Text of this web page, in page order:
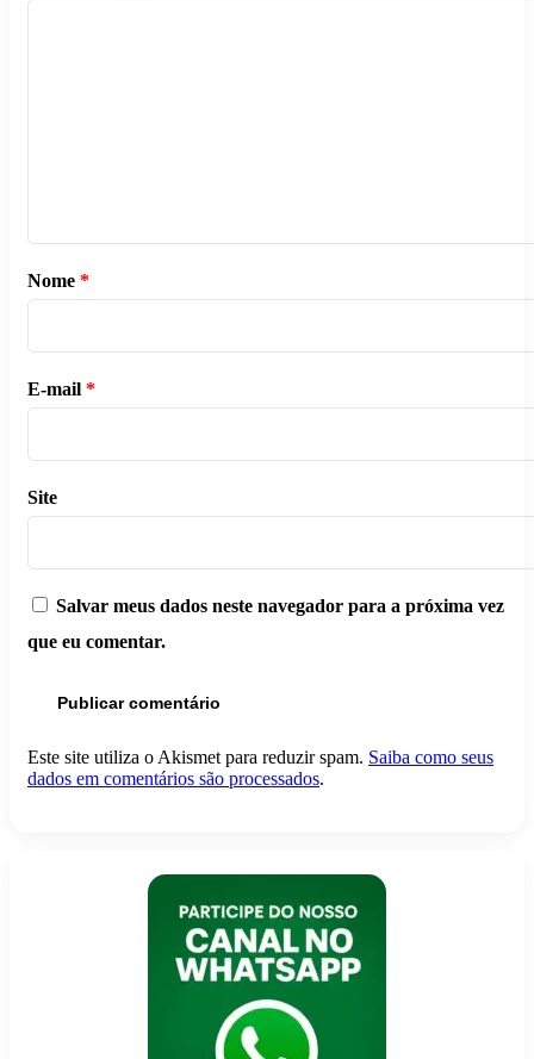
Nome *
E-mail *
Site
Salvar meus dados neste navegador para a próxima vez
que eu comentar.
Este site utiliza o Akismet para reduzir spam. Saiba como seus
dados em comentários são processados.